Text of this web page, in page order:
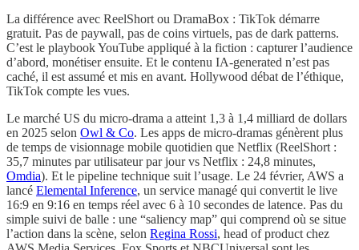
La différence avec ReelShort ou DramaBox : TikTok démarre
gratuit. Pas de paywall, pas de coins virtuels, pas de dark patterns.
C’est le playbook YouTube appliqué à la fiction : capturer l’audience
d’abord, monétiser ensuite. Et le contenu IA-generated n’est pas
caché, il est assumé et mis en avant. Hollywood débat de l’éthique,
TikTok compte les vues.
Le marché US du micro-drama a atteint 1,3 à 1,4 milliard de dollars
en 2025 selon Owl & Co. Les apps de micro-dramas génèrent plus
de temps de visionnage mobile quotidien que Netflix (ReelShort :
35,7 minutes par utilisateur par jour vs Netflix : 24,8 minutes,
Omdia). Et le pipeline technique suit l’usage. Le 24 février, AWS a
lancé Elemental Inference, un service managé qui convertit le live
16:9 en 9:16 en temps réel avec 6 à 10 secondes de latence. Pas du
simple suivi de balle : une “saliency map” qui comprend où se situe
l’action dans la scène, selon Regina Rossi, head of product chez